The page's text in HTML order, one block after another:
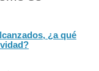
¿a qué